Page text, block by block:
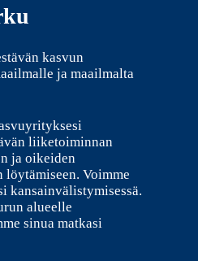
kasvun
ja maailmalta
liiketoiminnan
ja oikeiden
Voimme
kansainvälistymisessä.
alueelle
sinua matkasi